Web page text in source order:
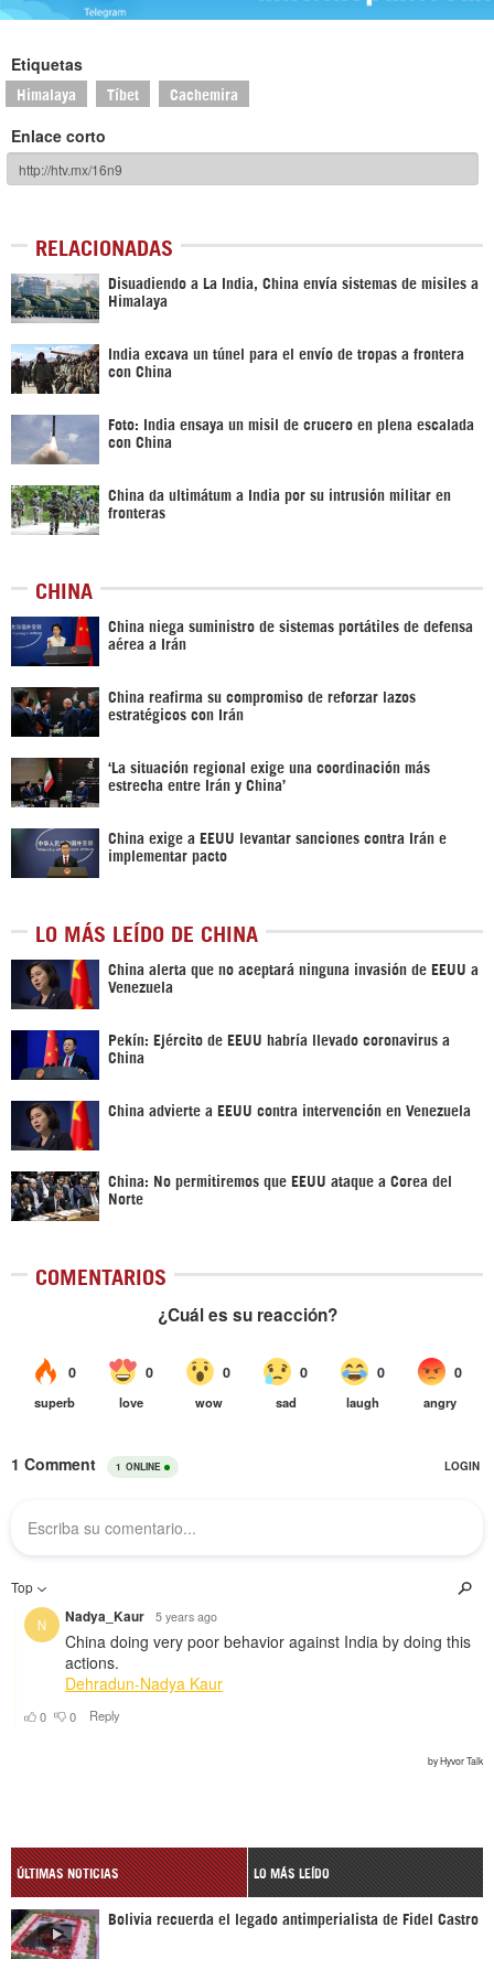
Etiquetas
Himalaya Tíbet Cachemira
Enlace corto
RELACIONADAS
Disuadiendo a La India, China envía sistemas de misiles a
Himalaya
India excava un túnel para el envío de tropas a frontera
con China
Foto: India ensaya un misil de crucero en plena escalada
con China
China da ultimátum a India por su intrusión militar en
fronteras
CHINA
China niega suministro de sistemas portátiles de defensa
aérea a Irán
China reafirma su compromiso de reforzar lazos
estratégicos con Irán
‘La situación regional exige una coordinación más
estrecha entre Irán y China’
China exige a EEUU levantar sanciones contra Irán e
implementar pacto
LO MÁS LEÍDO DE CHINA
China alerta que no aceptará ninguna invasión de EEUU a
Venezuela
Pekín: Ejército de EEUU habría llevado coronavirus a
China
China advierte a EEUU contra intervención en Venezuela
China: No permitiremos que EEUU ataque a Corea del
Norte
COMENTARIOS
ÚLTIMAS NOTICIAS LO MÁS LEÍDO
Bolivia recuerda el legado antimperialista de Fidel Castro